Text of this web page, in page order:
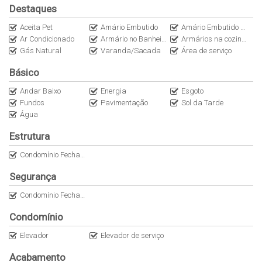
Destaques
Aceita Pet Amário Embutido
Amário Embutido no Quarto
Ar Condicionado
Armário no Banheiro
Armários na cozinha
Gás Natural
Varanda/Sacada Área de serviço
Básico
Andar Baixo Energia
Esgoto
Fundos
Pavimentação
Sol da Tarde
Água
Estrutura
Condomínio Fechado
Segurança
Condomínio Fechado
Condomínio
Elevador Elevador de serviço
Acabamento